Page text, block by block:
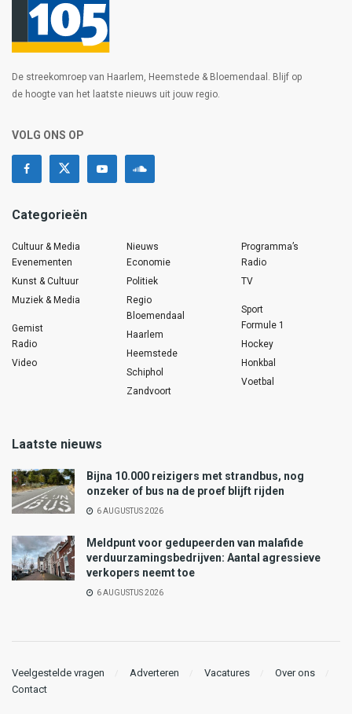
De streekomroep van Haarlem, Heemstede & Bloemendaal. Blijf op
de hoogte van het laatste nieuws uit jouw regio.
VOLG ONS OP
Categorieën
Cultuur & Media
Evenementen
Kunst & Cultuur
Muziek & Media
Gemist
Radio
Video
Nieuws
Economie
Politiek
Regio
Bloemendaal
Haarlem
Heemstede
Schiphol
Zandvoort
Programma’s
Radio
TV
Sport
Formule 1
Hockey
Honkbal
Voetbal
Laatste nieuws
Bijna 10.000 reizigers met strandbus, nog
onzeker of bus na de proef blijft rijden
6 AUGUSTUS 2026
Meldpunt voor gedupeerden van malafide
verduurzamingsbedrijven: Aantal agressieve
verkopers neemt toe
6 AUGUSTUS 2026
Veelgestelde vragen Adverteren Vacatures
Over ons
Contact